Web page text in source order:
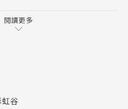
等七座山脈所圍繞的彩虹山
谷裡。彩虹谷最重要的守護者
事牽動著所有谷民的生活。
}
不搬離暖暖森林的葡吉一家，
閱讀更多
谷